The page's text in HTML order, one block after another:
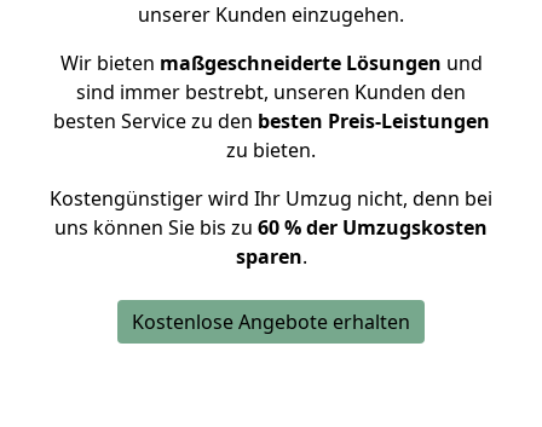
unserer Kunden einzugehen.
Wir bieten maßgeschneiderte Lösungen und
sind immer bestrebt, unseren Kunden den
besten Service zu den besten Preis-Leistungen
zu bieten.
Kostengünstiger wird Ihr Umzug nicht, denn bei
uns können Sie bis zu 60 % der Umzugskosten
sparen.
Kostenlose Angebote erhalten